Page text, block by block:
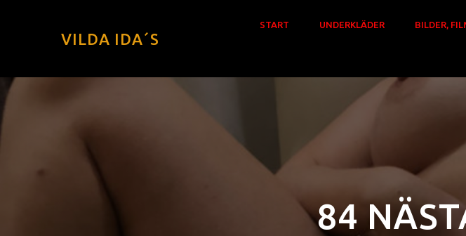
VILDA IDA´S
START UNDERKLÄDER BILDER,
84